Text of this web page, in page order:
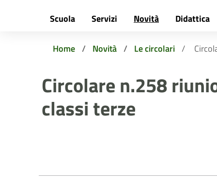
Scuola Servizi Novità Didattica
Home Novità Le circolari
Circolare n.258
classi terze